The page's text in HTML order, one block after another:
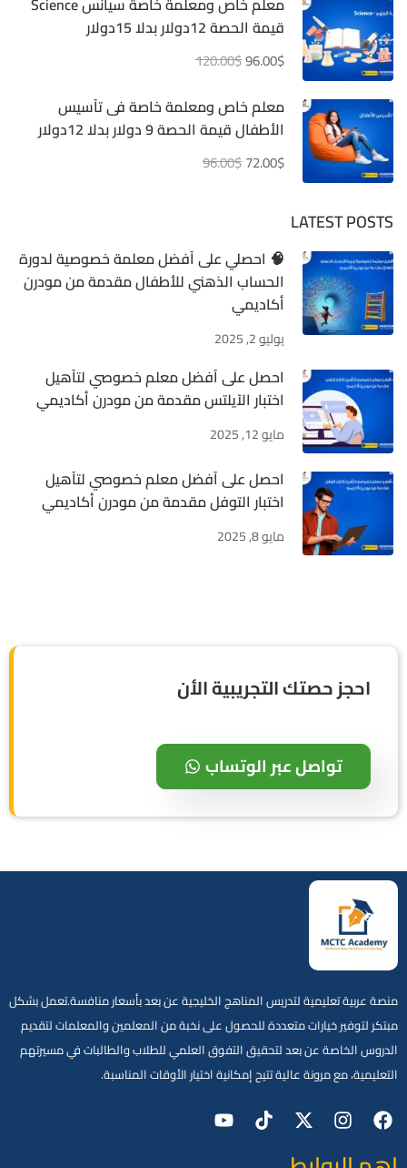
قيمة الحصة 12دولار بدلا 15دولار
120.00$96.00$
معلم خاص ومعلمة خاصة فى تأسيس
الأطفال قيمة الحصة 9 دولار بدلا 12دولار
96.00$72.00$
LATEST POSTS
🧠 احصلي على أفضل معلمة خصوصية لدورة
الحساب الذهني للأطفال مقدمة من مودرن
أكاديمي
يوليو 2, 2025
احصل على أفضل معلم خصوصي لتأهيل
اختبار الآيلتس مقدمة من مودرن أكاديمي
مايو 12, 2025
احصل على أفضل معلم خصوصي لتأهيل
اختبار التوفل مقدمة من مودرن أكاديمي
مايو 8, 2025
احجز حصتك التجريبية الأن
تواصل عبر الوتساب
منصة عربية تعليمية لتدريس المناهج الخليجية عن بعد بأسعار منافسة.تعمل بشكل
مبتكر لتوفير خيارات متعددة للحصول على نخبة من المعلمين والمعلمات لتقديم
الدروس الخاصة عن بعد لتحقيق التفوق العلمي للطلاب والطالبات في مسيرتهم
التعليمية، مع مرونة عالية تتيح إمكانية اختيار الأوقات المناسبة.